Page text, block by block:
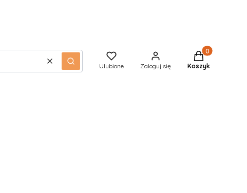
WyczyśćSzukaj Ulubione Zaloguj się
Produkty w
Koszyk